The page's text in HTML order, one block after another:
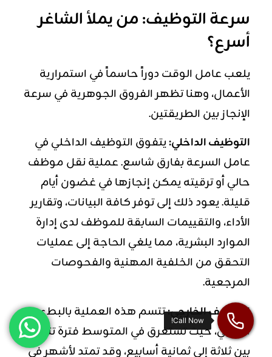
سرعة التوظيف: من يملأ الشاغر
أسرع؟
يلعب عامل الوقت دوراً حاسماً في استمرارية
الأعمال، وهنا تظهر الفروق الجوهرية في سرعة
الإنجاز بين الطريقتين.
التوظيف الداخلي:يتفوق التوظيف الداخلي في
عامل السرعة بفارق شاسع. عملية نقل موظف
حالي أو ترقيته يمكن إنجازها في غضون أيام
قليلة. يعود ذلك إلى توفر كافة البيانات، وتقارير
الأداء، والتقييمات السابقة للموظف لدى إدارة
الموارد البشرية، مما يلغي الحاجة إلى عمليات
التحقق من الخلفية المهنية والفحوصات
المرجعية.
التوظيف الخارجي:تتسم هذه العملية بالبطء
النسبي، حيث تستغرق في المتوسط فترة تتراوح
بين ثلاثة إلى ثمانية أسابيع، وقد تمتد لأشهر في